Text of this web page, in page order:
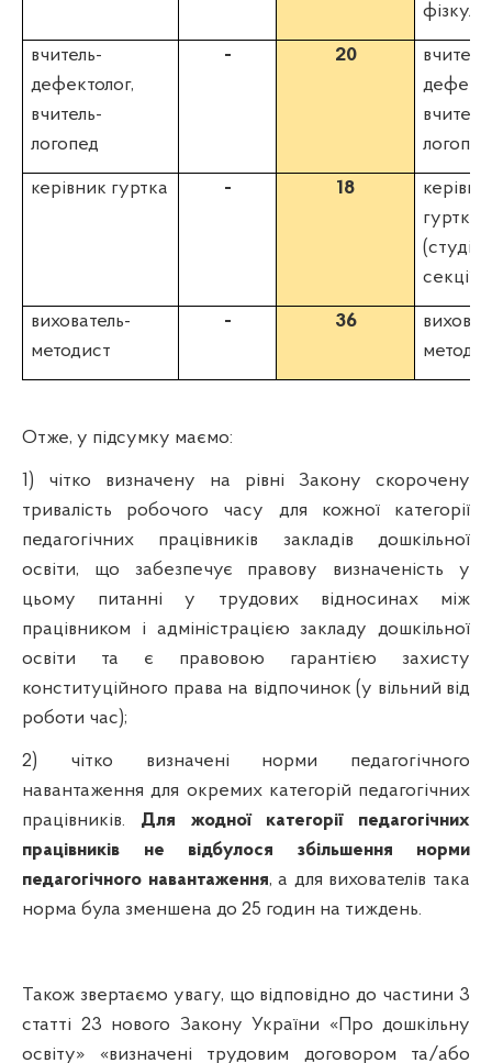
вчитель-
дефектолог,
вчитель-
логопед
- 20
логопед
керівник гуртка - 18
гуртка
(студії,
секції
вихователь-
методист
- 36
Отже, у підсумку маємо:
1) чітко визначену на рівні Закону скорочену
тривалість робочого часу для кожної категорії
педагогічних працівників закладів дошкільної
освіти, що забезпечує правову визначеність у
цьому питанні у трудових відносинах між
працівником і адміністрацією закладу дошкільної
освіти та є правовою гарантією захисту
конституційного права на відпочинок (у вільний від
роботи час);
2) чітко визначені норми педагогічного
навантаження для окремих категорій педагогічних
працівників. Для жодної категорії педагогічних
працівників не відбулося збільшення норми
педагогічного навантаження, а для вихователів така
норма була зменшена до 25 годин на тиждень.
Також звертаємо увагу, що відповідно до частини 3
статті 23 нового Закону України «Про дошкільну
освіту» «визначені трудовим договором та/або